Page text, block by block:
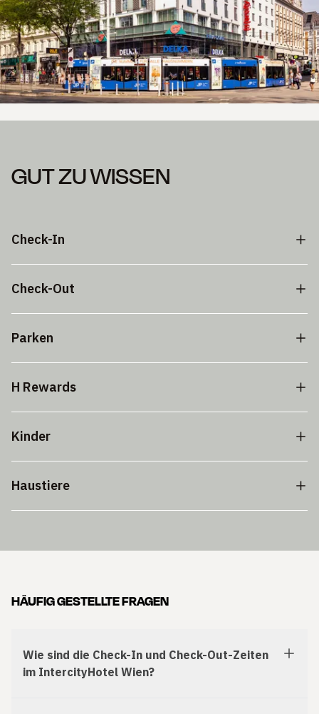
GUT ZU WISSEN
Check-In
Check-Out
Parken
H Rewards
Kinder
Haustiere
HÄUFIG GESTELLTE FRAGEN
Wie sind die Check-In und Check-Out-Zeiten
im IntercityHotel Wien?